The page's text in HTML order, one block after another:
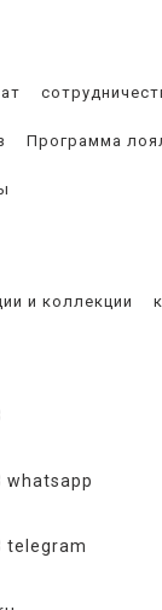
Программа
и коллекции
whatsapp
telegram